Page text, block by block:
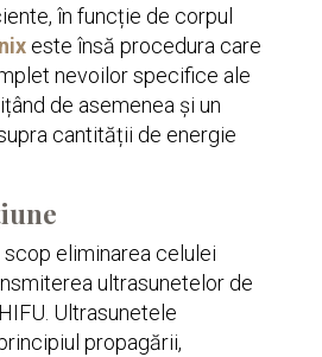
în funcție de corpul
este însă procedura care
nevoilor specifice ale
de asemenea și un
cantității de energie
scop eliminarea celulei
ultrasunetelor de
Ultrasunetele
propagării,